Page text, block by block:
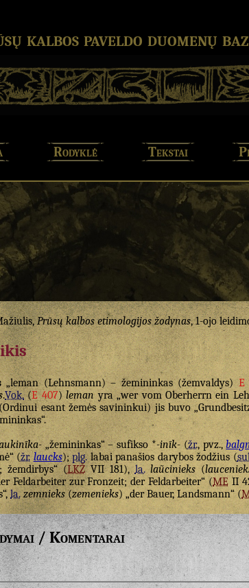
kalbos paveldo duomenų
Rodyklė Tekstai
Prūsų kalbos etimologijos žodynas, 1-ojo
„leman (Lehnsmann) – žemininkas (žemvaldys)E
.Vok.(E 407)lemanyra „wer vom Oberherrn ein
esant žemės savininkui) jis buvo
„žemininkas“ – sufikso *-inīk-(žr., pvz.,
(žr. laucks);plg.labai panašios darybos žodžius (
žemdirbys“ (LKŽVII 181), la. laũcinieks(
Feldarbeiter zur Fronzeit; der Feldarbeiter“ (ME II
la. zemnieks (zemenieks) „der Bauer, Landsmann“ (
/ Komentarai